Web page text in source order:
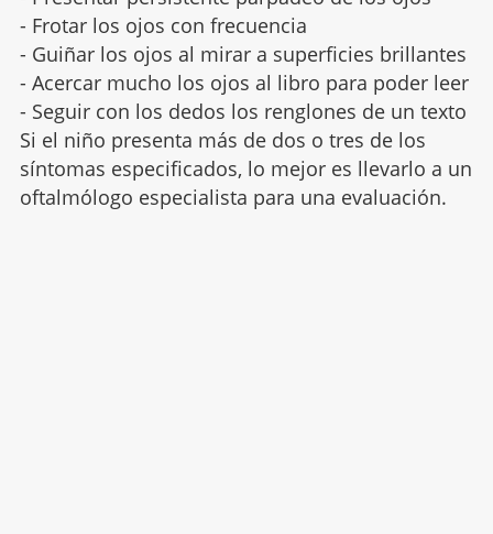
- Frotar los ojos con frecuencia
- Guiñar los ojos al mirar a superficies brillantes
- Acercar mucho los ojos al libro para poder leer
- Seguir con los dedos los renglones de un texto
Si el niño presenta más de dos o tres de los
síntomas especificados, lo mejor es llevarlo a un
oftalmólogo especialista para una evaluación.